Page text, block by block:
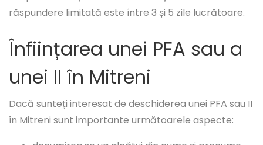
răspundere limitată este între 3 și 5 zile lucrătoare.
Înființarea unei PFA sau a
unei II în Mitreni
Dacă sunteți interesat de deschiderea unei PFA sau II
în Mitreni sunt importante următoarele aspecte: